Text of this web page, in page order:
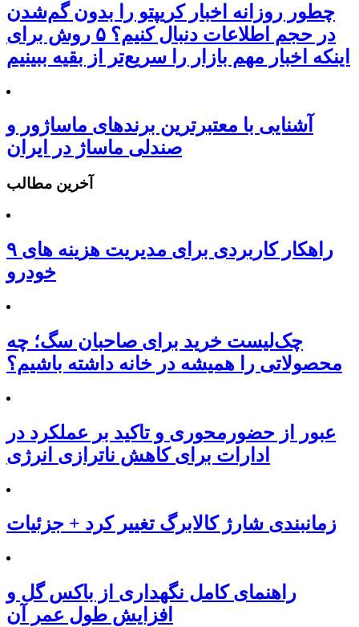
چطور روزانه اخبار کریپتو را بدون گم‌شدن
در حجم اطلاعات دنبال کنیم؟ ۵ روش برای
اینکه اخبار مهم بازار را سریع‌تر از بقیه ببینیم
آشنایی با معتبرترین برندهای ماساژور و
صندلی ماساژ در ایران
آخرین مطالب
۹ راهکار کاربردی برای مدیریت هزینه های
خودرو
چک‌لیست خرید برای صاحبان سگ؛ چه
محصولاتی را همیشه در خانه داشته باشیم؟
عبور از حضورمحوری و تاکید بر عملکرد در
ادارات برای کاهش ناترازی انرژی
زمانبندی شارژ کالابرگ تغییر کرد + جزئیات
راهنمای کامل نگهداری از باکس گل و
افزایش طول عمر آن